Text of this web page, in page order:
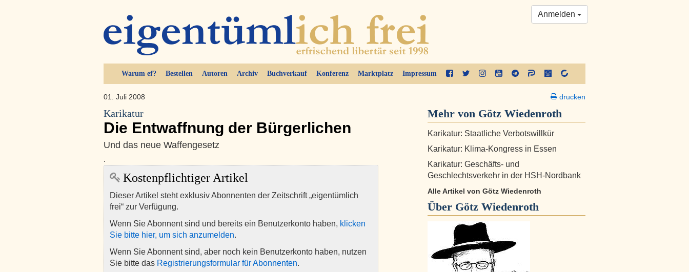
Warum ef? Bestellen Autoren Archiv Buchverkauf Konferenz Marktplatz Impressum
Anmelden
01. Juli 2008
Karikatur
Die Entwaffnung der Bürgerlichen
Und das neue Waffengesetz
.
Kostenpflichtiger Artikel
Dieser Artikel steht exklusiv Abonnenten der Zeitschrift „eigentümlich
frei“ zur Verfügung.
Wenn Sie Abonnent sind und bereits ein Benutzerkonto haben, klicken
Sie bitte hier, um sich anzumelden.
Wenn Sie Abonnent sind, aber noch kein Benutzerkonto haben, nutzen
Sie bitte das Registrierungsformular für Abonnenten.
drucken
Mehr von Götz Wiedenroth
Karikatur: Staatliche Verbotswillkür
Karikatur: Klima-Kongress in Essen
Karikatur: Geschäfts- und
Geschlechtsverkehr in der HSH-Nordbank
Alle Artikel von Götz Wiedenroth
Über Götz Wiedenroth